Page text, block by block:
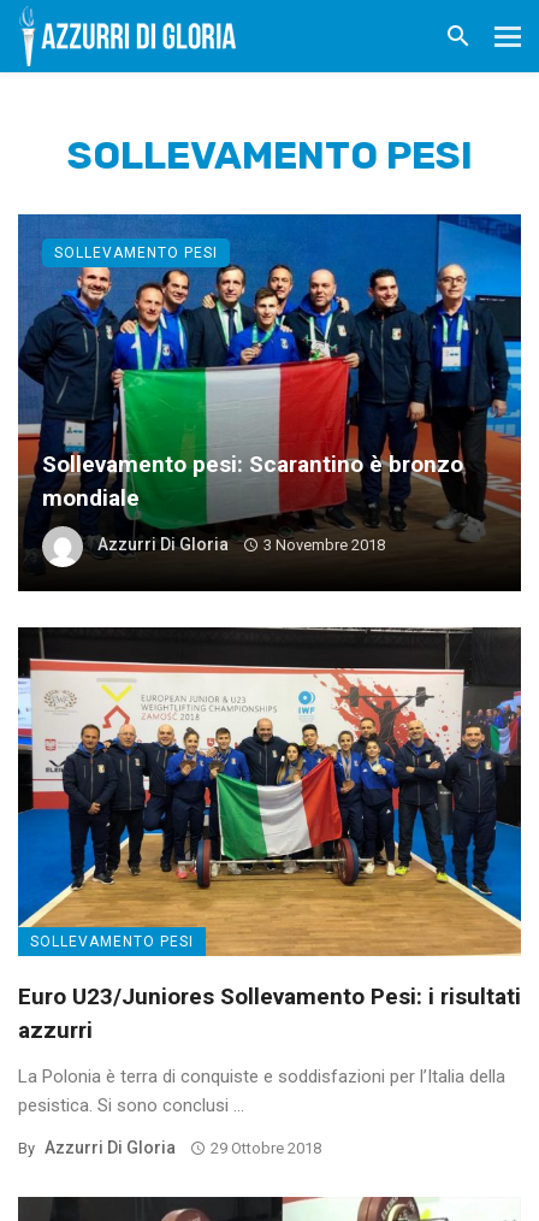
SOLLEVAMENTO PESI
Sollevamento pesi: Scarantino è bronzo
mondiale
Azzurri Di Gloria 3 Novembre 2018
SOLLEVAMENTO PESI
SOLLEVAMENTO PESI
Euro U23/Juniores Sollevamento Pesi: i risultati
azzurri
La Polonia è terra di conquiste e soddisfazioni per l’Italia della
pesistica. Si sono conclusi ...
By Azzurri Di Gloria 29 Ottobre 2018